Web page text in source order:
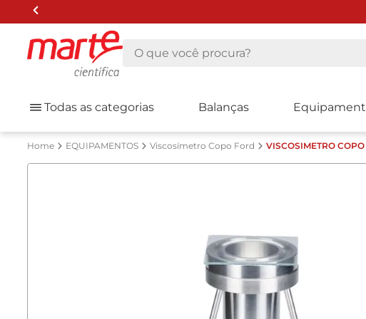
O que você procura?
Todas as categorias Balanças
EQUIPAMENTOS Viscosímetro Copo Ford VISCOSIMETRO